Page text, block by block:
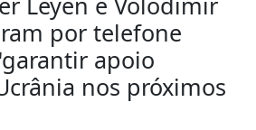
por telefone
apoio
nos próximos